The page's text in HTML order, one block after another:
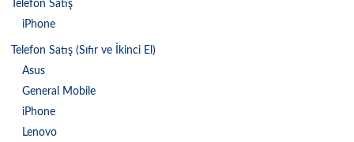
Telefon Satış
iPhone
Telefon Satış (Sıfır ve İkinci El)
Asus
General Mobile
iPhone
Lenovo